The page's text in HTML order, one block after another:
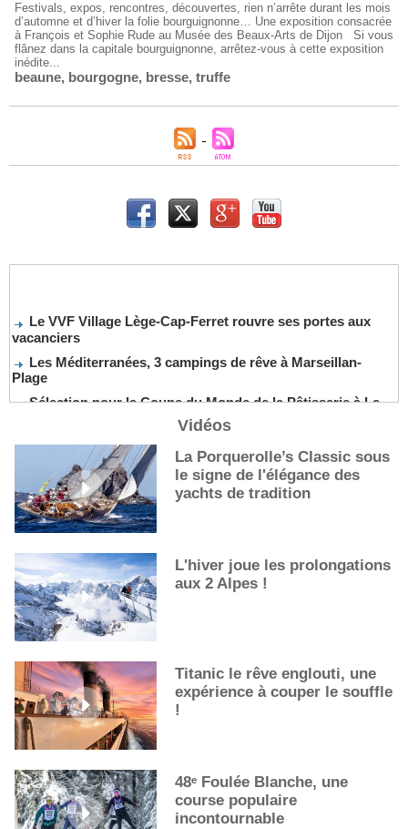
Festivals, expos, rencontres, découvertes, rien n’arrête durant les mois
d’automne et d’hiver la folie bourguignonne… Une exposition consacrée
à François et Sophie Rude au Musée des Beaux-Arts de Dijon Si vous
flânez dans la capitale bourguignonne, arrêtez-vous à cette exposition
inédite...
beaune, bourgogne, bresse, truffe
Le VVF Village Lège-Cap-Ferret rouvre ses portes aux
vacanciers
Les Méditerranées, 3 campings de rêve à Marseillan-
Plage
Sélection pour la Coupe du Monde de la Pâtisserie à La
Les cocktails, stars de l’été
La première sélection des grappes du Guide Michelin
Vidéos
La Porquerolle’s Classic sous
le signe de l'élégance des
yachts de tradition
L'hiver joue les prolongations
aux 2 Alpes !
Titanic le rêve englouti, une
expérience à couper le souffle
!
48ᵉ Foulée Blanche, une
course populaire
incontournable